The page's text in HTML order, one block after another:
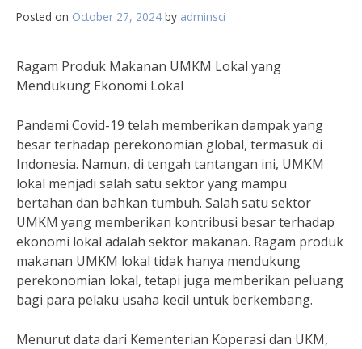
Posted on October 27, 2024 by adminsci
Ragam Produk Makanan UMKM Lokal yang
Mendukung Ekonomi Lokal
Pandemi Covid-19 telah memberikan dampak yang
besar terhadap perekonomian global, termasuk di
Indonesia. Namun, di tengah tantangan ini, UMKM
lokal menjadi salah satu sektor yang mampu
bertahan dan bahkan tumbuh. Salah satu sektor
UMKM yang memberikan kontribusi besar terhadap
ekonomi lokal adalah sektor makanan. Ragam produk
makanan UMKM lokal tidak hanya mendukung
perekonomian lokal, tetapi juga memberikan peluang
bagi para pelaku usaha kecil untuk berkembang.
Menurut data dari Kementerian Koperasi dan UKM,